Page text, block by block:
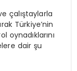
çalıştaylarla
Türkiye’nin
oynadıklarını
dair şu